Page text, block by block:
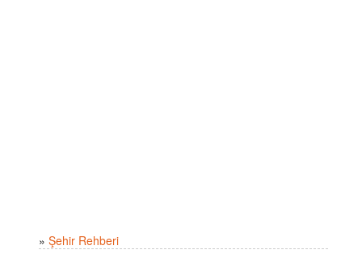
» Şehir Rehberi